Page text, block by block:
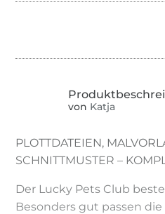
von Katja
PLOTTDATEIEN,
SCHNITTMUSTER –
Der Lucky Pets Club
Besonders gut passen die